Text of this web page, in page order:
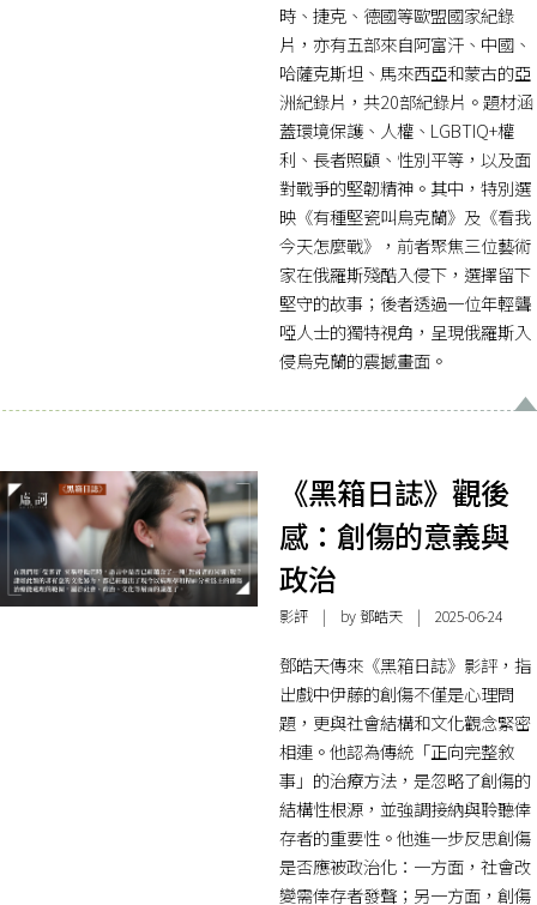
時、捷克、德國等歐盟國家紀錄
片，亦有五部來自阿富汗、中國、
哈薩克斯坦、馬來西亞和蒙古的亞
洲紀錄片，共20部紀錄片。題材涵
蓋環境保護、人權、LGBTIQ+權
利、長者照顧、性別平等，以及面
對戰爭的堅韌精神。其中，特別選
映《有種堅瓷叫烏克蘭》及《看我
今天怎麼戰》，前者聚焦三位藝術
家在俄羅斯殘酷入侵下，選擇留下
堅守的故事；後者透過一位年輕聾
啞人士的獨特視角，呈現俄羅斯入
侵烏克蘭的震撼畫面。
《黑箱日誌》觀後
感：創傷的意義與
政治
影評| by 鄧皓天 | 2025-06-24
鄧皓天傳來《黑箱日誌》影評，指
出戲中伊藤的創傷不僅是心理問
題，更與社會結構和文化觀念緊密
相連。他認為傳統「正向完整敘
事」的治療方法，是忽略了創傷的
結構性根源，並強調接納與聆聽倖
存者的重要性。他進一步反思創傷
是否應被政治化：一方面，社會改
變需倖存者發聲；另一方面，創傷